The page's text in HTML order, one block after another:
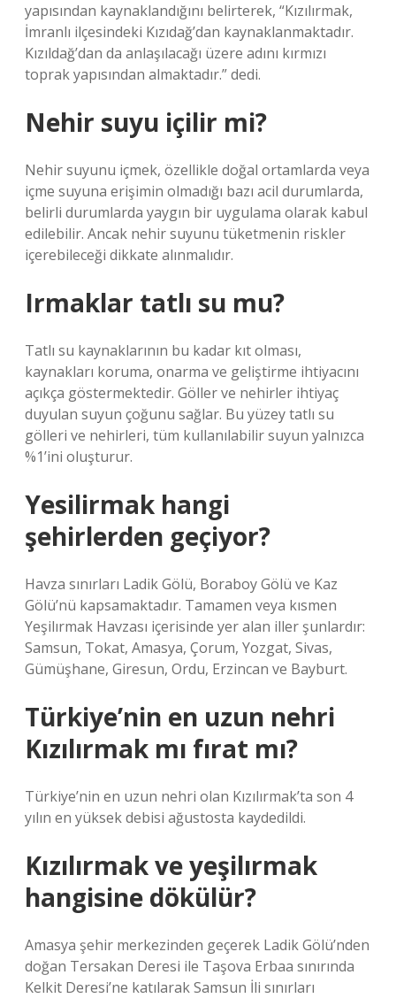
yapısından kaynaklandığını belirterek, “Kızılırmak,
İmranlı ilçesindeki Kızıdağ’dan kaynaklanmaktadır.
Kızıldağ’dan da anlaşılacağı üzere adını kırmızı
toprak yapısından almaktadır.” dedi.
Nehir suyu içilir mi?
Nehir suyunu içmek, özellikle doğal ortamlarda veya
içme suyuna erişimin olmadığı bazı acil durumlarda,
belirli durumlarda yaygın bir uygulama olarak kabul
edilebilir. Ancak nehir suyunu tüketmenin riskler
içerebileceği dikkate alınmalıdır.
Irmaklar tatlı su mu?
Tatlı su kaynaklarının bu kadar kıt olması,
kaynakları koruma, onarma ve geliştirme ihtiyacını
açıkça göstermektedir. Göller ve nehirler ihtiyaç
duyulan suyun çoğunu sağlar. Bu yüzey tatlı su
gölleri ve nehirleri, tüm kullanılabilir suyun yalnızca
%1’ini oluşturur.
Yesilirmak hangi
şehirlerden geçiyor?
Havza sınırları Ladik Gölü, Boraboy Gölü ve Kaz
Gölü’nü kapsamaktadır. Tamamen veya kısmen
Yeşilırmak Havzası içerisinde yer alan iller şunlardır:
Samsun, Tokat, Amasya, Çorum, Yozgat, Sivas,
Gümüşhane, Giresun, Ordu, Erzincan ve Bayburt.
Türkiye’nin en uzun nehri
Kızılırmak mı fırat mı?
Türkiye’nin en uzun nehri olan Kızılırmak’ta son 4
yılın en yüksek debisi ağustosta kaydedildi.
Kızılırmak ve yeşilırmak
hangisine dökülür?
Amasya şehir merkezinden geçerek Ladik Gölü’nden
doğan Tersakan Deresi ile Taşova Erbaa sınırında
Kelkit Deresi’ne katılarak Samsun İli sınırları